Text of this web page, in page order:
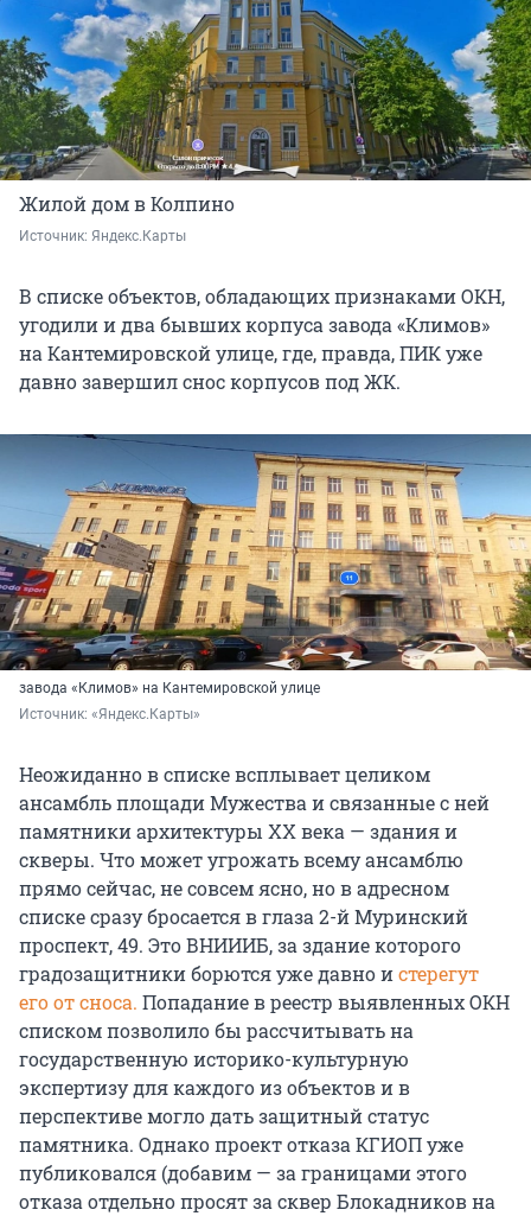
Жилой дом в Колпино
Источник: Яндекс.Карты
В списке объектов, обладающих признаками ОКН,
угодили и два бывших корпуса завода «Климов»
на Кантемировской улице, где, правда, ПИК уже
давно завершил снос корпусов под ЖК.
завода «Климов» на Кантемировской улице
Источник: «Яндекс.Карты»
Неожиданно в списке всплывает целиком
ансамбль площади Мужества и связанные с ней
памятники архитектуры ХХ века — здания и
скверы. Что может угрожать всему ансамблю
прямо сейчас, не совсем ясно, но в адресном
списке сразу бросается в глаза 2-й Муринский
проспект, 49. Это ВНИИИБ, за здание которого
градозащитники борются уже давно истерегут
его от сноса. Попадание в реестр выявленных ОКН
списком позволило бы рассчитывать на
государственную историко-культурную
экспертизу для каждого из объектов и в
перспективе могло дать защитный статус
памятника. Однако проект отказа КГИОП уже
публиковался (добавим — за границами этого
отказа отдельно просят за сквер Блокадников на